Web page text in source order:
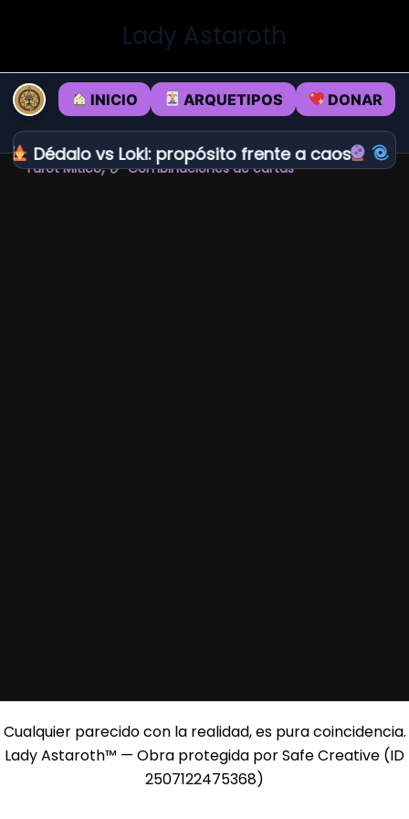
Lady Astaroth
INICIO ARQUETIPOS DONAR
Dédalo vs Loki: propósito frente a caos.
Tarot Mitico, Combinaciones de cartas
Cualquier parecido con la realidad, es pura coincidencia.
Lady Astaroth™ — Obra protegida por Safe Creative (ID
2507122475368)